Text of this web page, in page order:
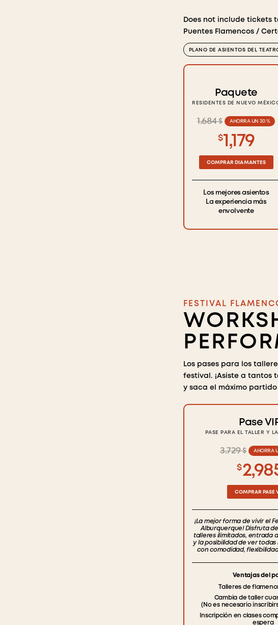
Does not include tickets
Puentes Flamencos /
PLANO DE ASIENTOS DEL
Paquete
RESIDENTES DE NUEVO
1.684 $ AHORRA UN 30 %
$1,179
COMPRAR DIAMANTES
Los mejores asientos
La experiencia más
envolvente
FESTIVAL
Los pases para los
festival. ¡Asiste a tantos
y saca el máximo
Pase
PASE PARA EL TALLER Y
3.729 $ AHORRA
$
COMPRAR PASE
¡La mejor forma de vivir el
Alburquerque! Disfruta
talleres ilimitados, entrada
y la posibilidad de ver todas
con comodidad, flexibilidad
Ventajas del
Talleres de
Cambia de taller
(No es necesario
Inscripción en clases
espera